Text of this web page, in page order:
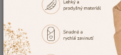
🆕 Novinka v
postýlka Drewex